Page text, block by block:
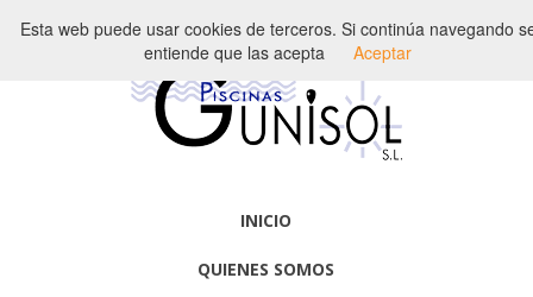
Política de Calidad
INICIO
QUIENES SOMOS
Esta web puede usar cookies de terceros. Si continúa navegando
entiende que las acepta
Aceptar